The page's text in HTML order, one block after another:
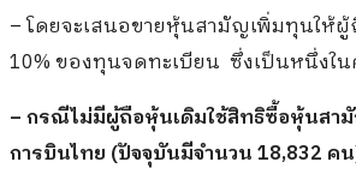
– โดยจะเสนอขายหุ้นสามัญเพิ่มทุนให้
10% ของทุนจดทะเบียน ซึ่งเป็นหนึ่ง
– กรณีไม่มีผู้ถือหุ้นเดิมใช้สิทธิซื้อหุ้นสา
การบินไทย (ปัจจุบันมีจำนวน 18,832 ค